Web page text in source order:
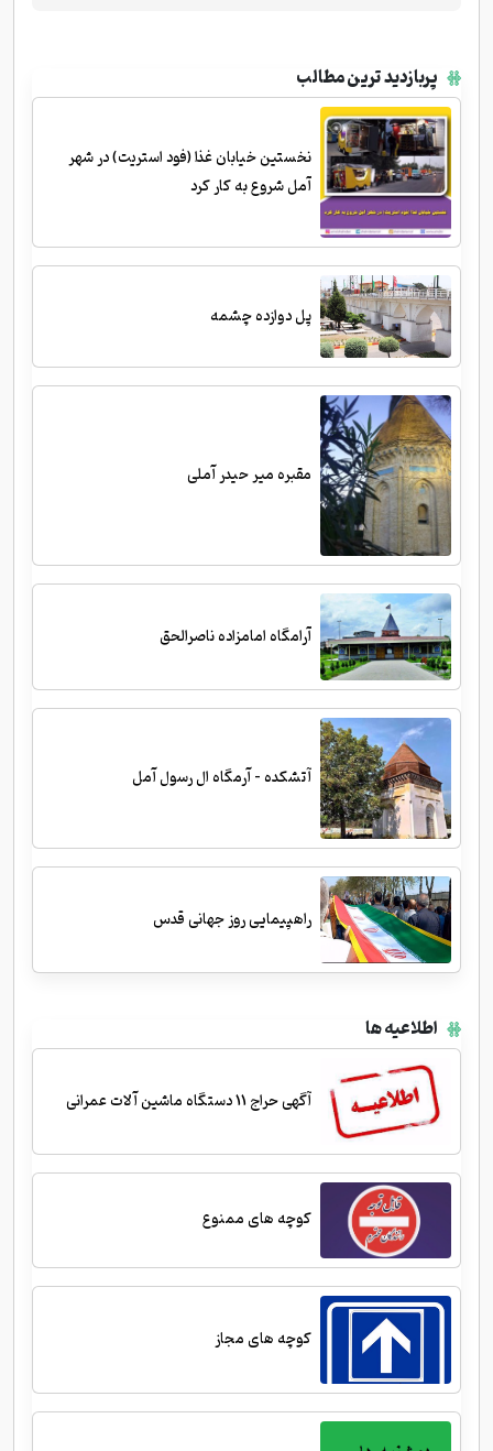
پربازدید ترین مطالب
نخستین خیابان غذا (فود استریت) در شهر
آمل شروع به کار کرد
پل دوازده چشمه
مقبره میر حیدر آملی
آرامگاه امامزاده ناصرالحق
آتشکده - آرمگاه ال رسول آمل
راهپیمایی روز جهانی قدس
اطلاعیه ها
آگهی حراج 11 دستگاه ماشین آلات عمرانی
کوچه های ممنوع
کوچه های مجاز